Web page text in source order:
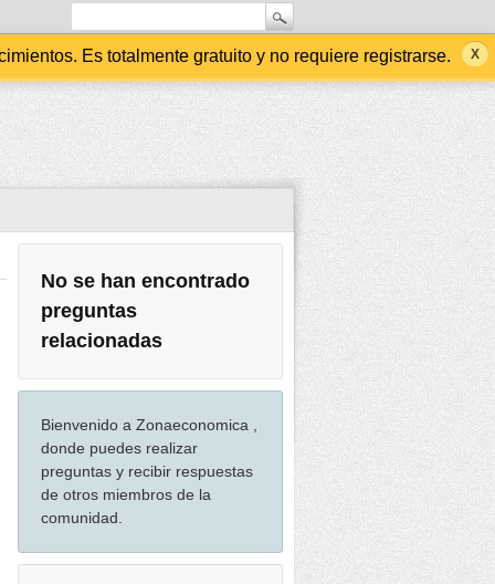
Es totalmente gratuito y no requiere registrarse.
No se han encontrado
preguntas
relacionadas
Bienvenido a Zonaeconomica ,
donde puedes realizar
preguntas y recibir respuestas
de otros miembros de la
comunidad.